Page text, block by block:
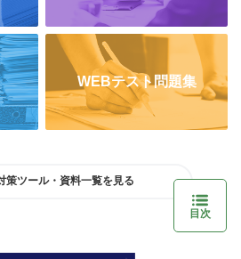
WEBテスト問題集
策ツール・資料一覧を見る
目次